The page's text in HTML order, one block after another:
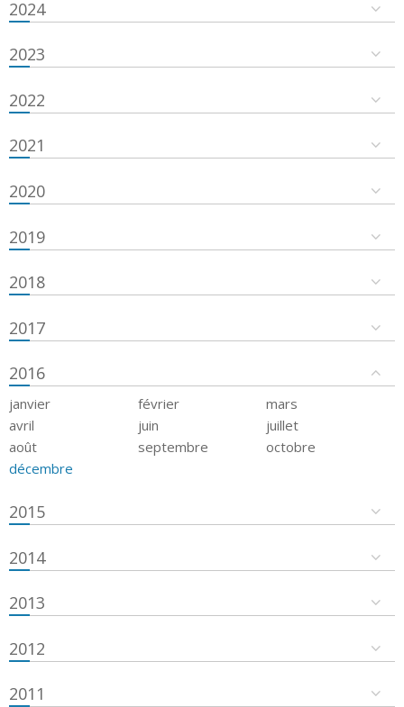
2024
2023
2022
2021
2020
2019
2018
2017
2016
janvier février
mars
avril
juin
juillet
août
septembre
octobre
décembre
2015
2014
2013
2012
2011